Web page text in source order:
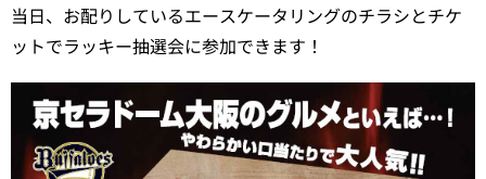
当日、お配りしているエースケータリングのチラシとチケ
ットでラッキー抽選会に参加できます！